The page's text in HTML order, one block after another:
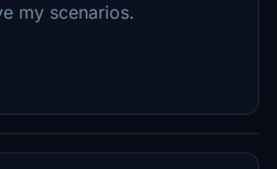
my scenarios.